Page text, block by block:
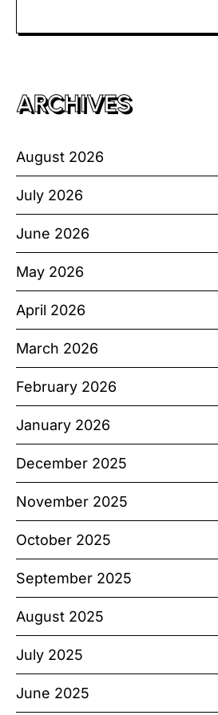
ARCHIVES
August 2026
July 2026
June 2026
May 2026
April 2026
March 2026
February 2026
January 2026
December 2025
November 2025
October 2025
September 2025
August 2025
July 2025
June 2025